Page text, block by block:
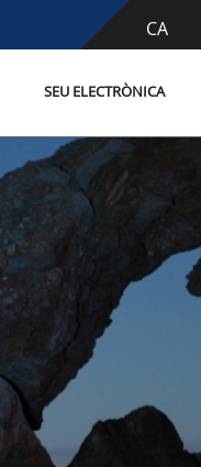
CA
ES
SEU ELECTRÒNICA